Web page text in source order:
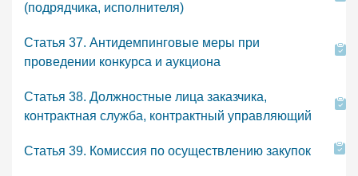
(подрядчика, исполнителя)
Статья 37. Антидемпинговые меры при
проведении конкурса и аукциона
Статья 38. Должностные лица заказчика,
контрактная служба, контрактный управляющий
Статья 39. Комиссия по осуществлению закупок